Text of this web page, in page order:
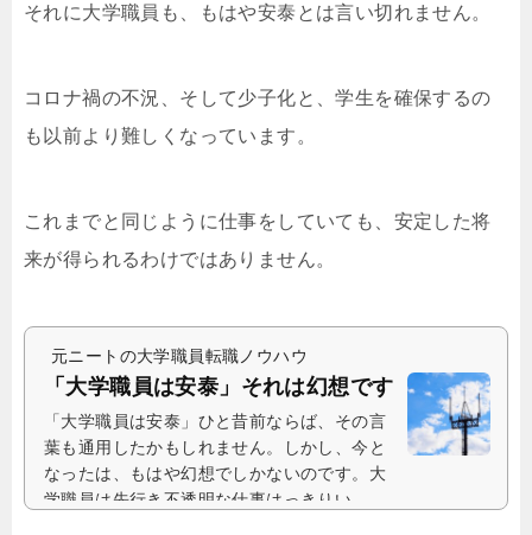
それに大学職員も、もはや安泰とは言い切れません。
コロナ禍の不況、そして少子化と、学生を確保するの
も以前より難しくなっています。
これまでと同じように仕事をしていても、安定した将
来が得られるわけではありません。
元ニートの大学職員転職ノウハウ
「大学職員は安泰」それは幻想です
「大学職員は安泰」ひと昔前ならば、その言
葉も通用したかもしれません。しかし、今と
なったは、もはや幻想でしかないのです。大
学職員は先行き不透明な仕事はっきりい...